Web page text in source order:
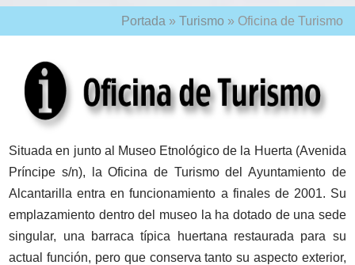
Portada » Turismo » Oficina de Turismo
Situada en junto al Museo Etnológico de la Huerta (Avenida
Príncipe s/n), la Oficina de Turismo del Ayuntamiento de
Alcantarilla entra en funcionamiento a finales de 2001. Su
emplazamiento dentro del museo la ha dotado de una sede
singular, una barraca típica huertana restaurada para su
actual función, pero que conserva tanto su aspecto exterior,